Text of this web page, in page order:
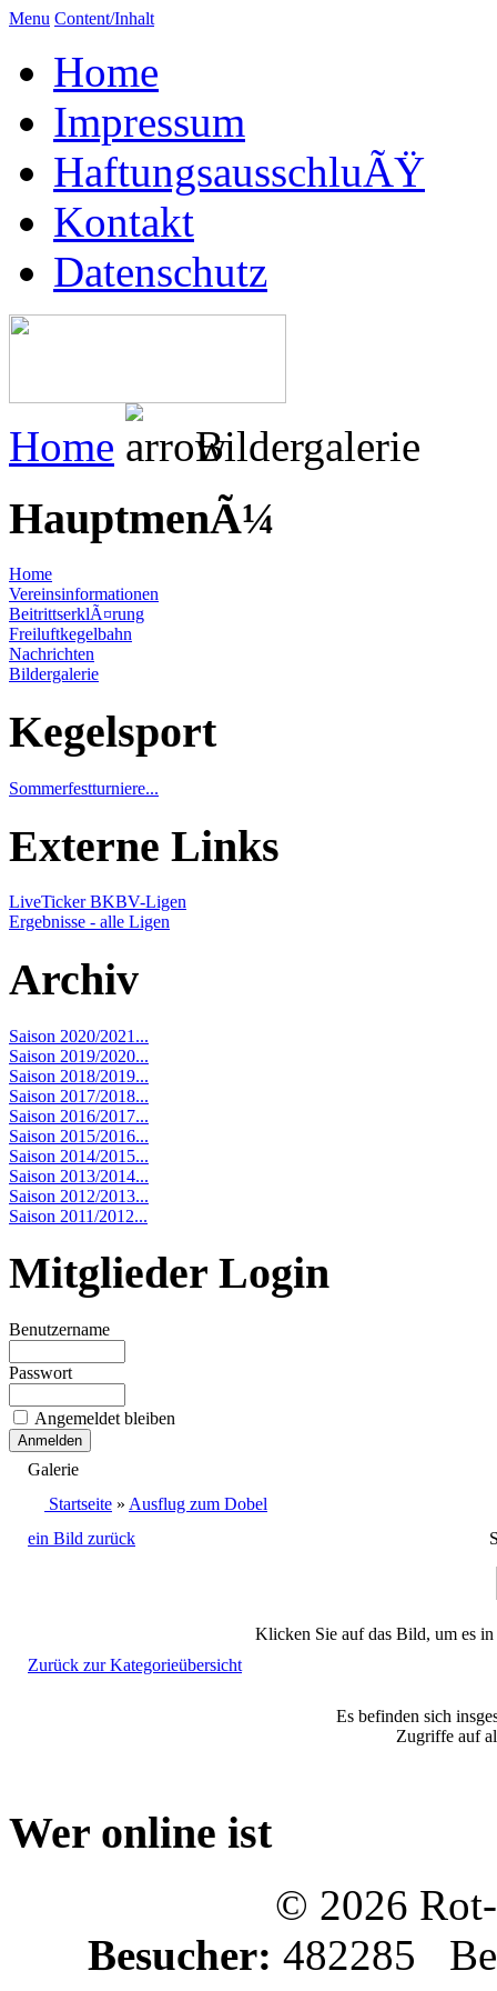
Menu Content/Inhalt
Home
Impressum
HaftungsausschluÃŸ
Kontakt
Datenschutz
Home Bildergalerie
HauptmenÃ¼
Home
Vereinsinformationen
BeitrittserklÃ¤rung
Freiluftkegelbahn
Nachrichten
Bildergalerie
Kegelsport
Sommerfestturniere...
Externe Links
LiveTicker BKBV-Ligen
Ergebnisse - alle Ligen
Archiv
Saison 2020/2021...
Saison 2019/2020...
Saison 2018/2019...
Saison 2017/2018...
Saison 2016/2017...
Saison 2015/2016...
Saison 2014/2015...
Saison 2013/2014...
Saison 2012/2013...
Saison 2011/2012...
Mitglieder Login
Benutzername
Passwort
Angemeldet bleiben
Galerie
Startseite » Ausflug zum Dobel
ein Bild zurück
Klicken Sie auf das Bild, um es
Zurück zur Kategorieübersicht
Es befinden sich
Zugriffe auf
Wer online ist
© 2026
Besucher: 482285